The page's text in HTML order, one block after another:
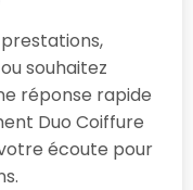
souhaitez
réponse rapide
Duo Coiffure
écoute pour